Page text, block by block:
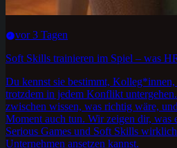
vor 3 Tagen
Soft Skills trainieren im Spiel – was
Du kennst sie bestimmt,
trotzdem in jedem Konflikt
zwischen wissen, was richtig wäre,
Moment auch tun. Wir zeigen dir, was
Serious Games und Soft Skills
Unternehmen ansetzen kannst.